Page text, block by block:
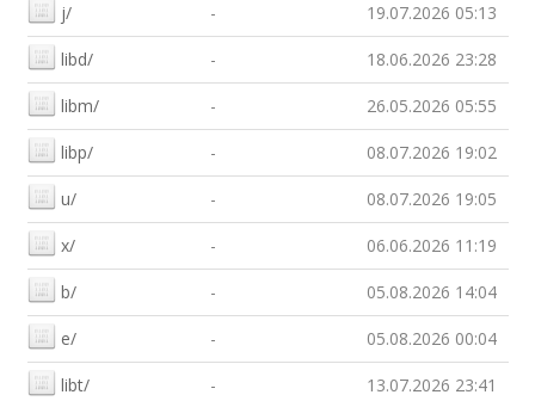
j/ - 19.07.2026 05:13
libd/ - 18.06.2026 23:28
libm/ - 26.05.2026 05:55
libp/ - 08.07.2026 19:02
u/ - 08.07.2026 19:05
x/ - 06.06.2026 11:19
b/ - 05.08.2026 14:04
e/ - 05.08.2026 00:04
libt/ - 13.07.2026 23:41